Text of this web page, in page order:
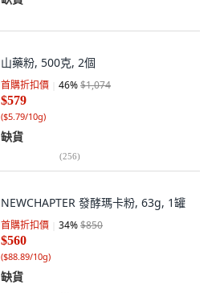
山藥粉, 500克, 2個
首購折扣價 46%$1,074
$579
($5.79/10g)
缺貨
(256)
NEWCHAPTER 發酵瑪卡粉, 63g, 1罐
首購折扣價 34%$850
$560
($88.89/10g)
缺貨